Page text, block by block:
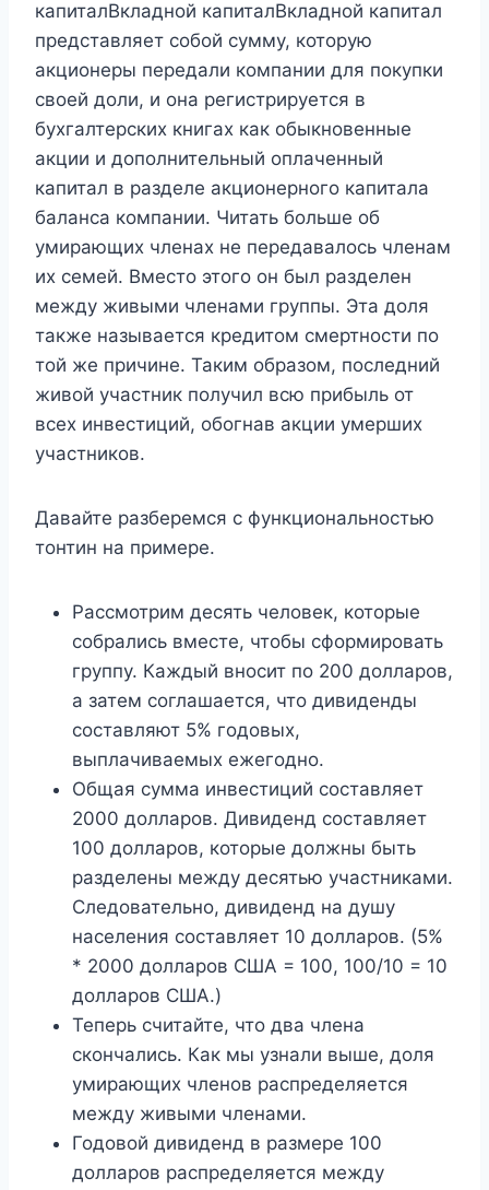
капиталВкладной капиталВкладной капитал
представляет собой сумму, которую
акционеры передали компании для покупки
своей доли, и она регистрируется в
бухгалтерских книгах как обыкновенные
акции и дополнительный оплаченный
капитал в разделе акционерного капитала
баланса компании. Читать больше об
умирающих членах не передавалось членам
их семей. Вместо этого он был разделен
между живыми членами группы. Эта доля
также называется кредитом смертности по
той же причине. Таким образом, последний
живой участник получил всю прибыль от
всех инвестиций, обогнав акции умерших
участников.
Давайте разберемся с функциональностью
тонтин на примере.
Рассмотрим десять человек, которые
собрались вместе, чтобы сформировать
группу. Каждый вносит по 200 долларов,
а затем соглашается, что дивиденды
составляют 5% годовых,
выплачиваемых ежегодно.
Общая сумма инвестиций составляет
2000 долларов. Дивиденд составляет
100 долларов, которые должны быть
разделены между десятью участниками.
Следовательно, дивиденд на душу
населения составляет 10 долларов. (5%
* 2000 долларов США = 100, 100/10 = 10
долларов США.)
Теперь считайте, что два члена
скончались. Как мы узнали выше, доля
умирающих членов распределяется
между живыми членами.
Годовой дивиденд в размере 100
долларов распределяется между